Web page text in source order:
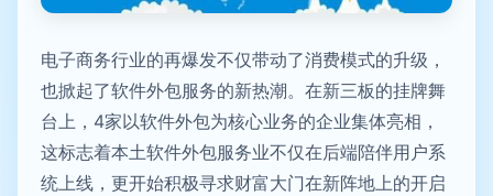
电子商务行业的再爆发不仅带动了消费模式的升级，
也掀起了软件外包服务的新热潮。在新三板的挂牌舞
台上，4家以软件外包为核心业务的企业集体亮相，
这标志着本土软件外包服务业不仅在后端陪伴用户系
统上线，更开始积极寻求财富大门在新阵地上的开启